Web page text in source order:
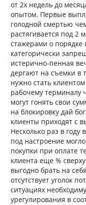
от 2х недель до
опытом. Первые
голодной смертью
растягивается под 2
стажерами о порядке
категорически
истерично-пенная
дергают на съемки в
нужно стать
рабочему терминалу
могут гонять свои
на блокировку дай
клиенты приходят с
Несколько раз в
под настроение
покупки при оплате
клиента еще %
выгодно брать на
отсутствует уголок
ситуациях
урегулирования в